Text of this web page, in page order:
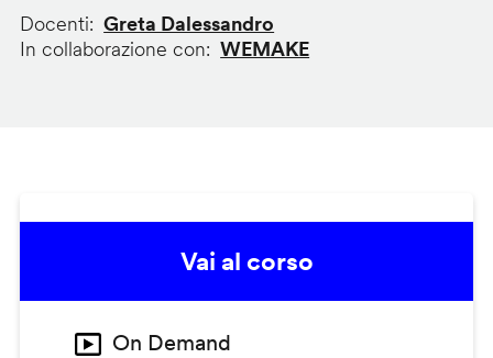
Docenti
Greta Dalessandro
In collaborazione con
WEMAKE
Vai al corso
On Demand